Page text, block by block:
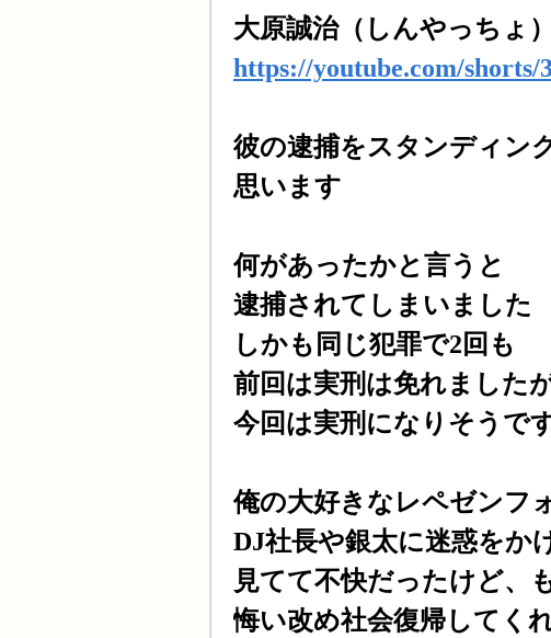
大原誠治（しんやっちょ
https://youtube.com/shorts/
彼の逮捕をスタンディン
思います
何があったかと言うと
逮捕されてしまいました
しかも同じ犯罪で2回も
前回は実刑は免れました
今回は実刑になりそうで
俺の大好きなレペゼンフ
DJ社長や銀太に迷惑をか
見てて不快だったけど、
悔い改め社会復帰してく